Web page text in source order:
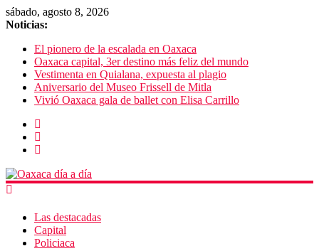
sábado, agosto 8, 2026
Noticias:
El pionero de la escalada en Oaxaca
Oaxaca capital, 3er destino más feliz del mundo
Vestimenta en Quialana, expuesta al plagio
Aniversario del Museo Frissell de Mitla
Vivió Oaxaca gala de ballet con Elisa Carrillo
Las destacadas
Capital
Policiaca